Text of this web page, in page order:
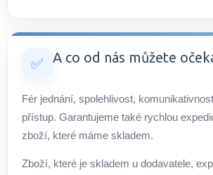
✅ A co od nás můžete
Fér jednání, spolehlivost,
přístup. Garantujeme také rychlou
zboží, které máme skladem.
Zboží, které je skladem u dodavatele,